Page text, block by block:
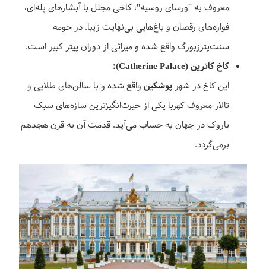
معروف به "ورسای روسیه"، کاخی مجلل با آبشارهای پله‌ای،
فواره‌های رقصان و باغ‌هایی بی‌نهایت زیبا. در حومه
سنت‌پترزبورگ واقع شده و میراثی از دوران پیتر کبیر است.
کاخ کاترین (Catherine Palace):
این کاخ در شهرپوشکین واقع شده و با سالن‌های طلایی و
تالار معروف کهربا یکی از حیرت‌انگیزترین سازه‌های سبک
باروک در جهان به حساب می‌آید. قدمت آن به قرن هجدهم
برمی‌گردد.